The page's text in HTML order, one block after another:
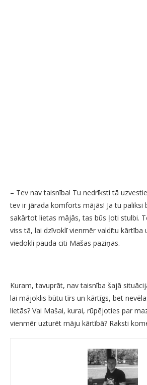
– Tev nav taisnība! Tu nedrīksti tā
tev ir jārada komforts mājās! Ja tu paliksi
sakārtot lietas mājās, tas būs ļoti stulbi.
viss tā, lai dzīvoklī vienmēr valdītu kārtība
viedokli pauda citi Mašas paziņas.
Kuram, tavuprāt, nav taisnība šajā
lai mājoklis būtu tīrs un kārtīgs, bet
lietās? Vai Mašai, kurai, rūpējoties par
vienmēr uzturēt māju kārtībā? Raksti